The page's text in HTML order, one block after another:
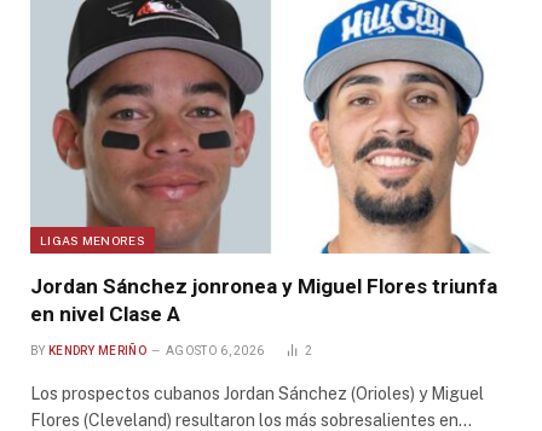
LIGAS MENORES
Jordan Sánchez jonronea y Miguel Flores triunfa
en nivel Clase A
BY KENDRY MERIÑO AGOSTO 6, 2026 2
Los prospectos cubanos Jordan Sánchez (Orioles) y Miguel
Flores (Cleveland) resultaron los más sobresalientes en…